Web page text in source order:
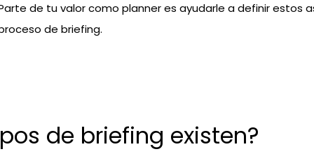
de tu valor como planner es ayudarle a definir estos
de briefing.
de briefing existen?